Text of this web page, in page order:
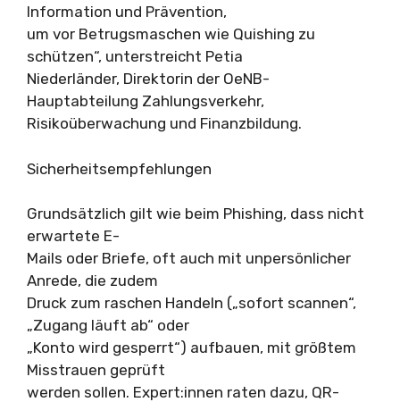
Information und Prävention,
um vor Betrugsmaschen wie Quishing zu
schützen“, unterstreicht Petia
Niederländer, Direktorin der OeNB-
Hauptabteilung Zahlungsverkehr,
Risikoüberwachung und Finanzbildung.
Sicherheitsempfehlungen
Grundsätzlich gilt wie beim Phishing, dass nicht
erwartete E-
Mails oder Briefe, oft auch mit unpersönlicher
Anrede, die zudem
Druck zum raschen Handeln („sofort scannen“,
„Zugang läuft ab“ oder
„Konto wird gesperrt“) aufbauen, mit größtem
Misstrauen geprüft
werden sollen. Expert:innen raten dazu, QR-